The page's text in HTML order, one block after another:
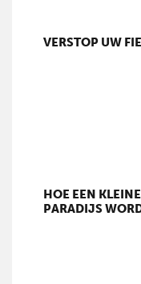
VERSTOP UW
HOE EEN
PARADIJS